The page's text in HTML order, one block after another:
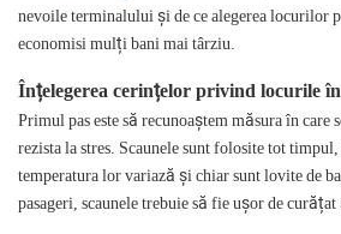
nevoile terminalului și de ce alegerea locurilor
economisi mulți bani mai târziu.
Înțelegerea cerințelor privind locurile
Primul pas este să recunoaștem măsura în care
rezista la stres. Scaunele sunt folosite tot
temperatura lor variază și chiar sunt lovite de
pasageri, scaunele trebuie să fie ușor de